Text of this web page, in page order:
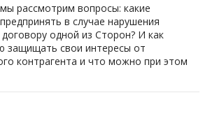
рассмотрим вопросы: какие
в случае нарушения
одной из Сторон? И как
защищать свои интересы от
контрагента и что можно при этом